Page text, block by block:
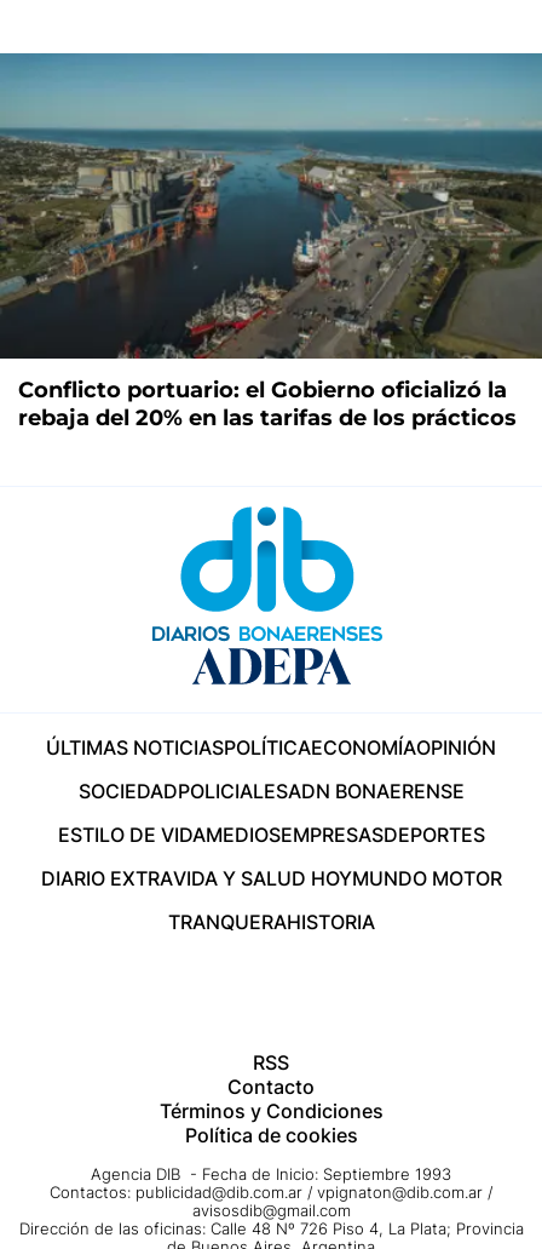
Conflicto portuario: el Gobierno oficializó la
rebaja del 20% en las tarifas de los prácticos
ÚLTIMAS NOTICIASPOLÍTICAECONOMÍAOPINIÓN
SOCIEDADPOLICIALESADN BONAERENSE
ESTILO DE VIDAMEDIOSEMPRESASDEPORTES
DIARIO EXTRAVIDA Y SALUD HOYMUNDO MOTOR
TRANQUERAHISTORIA
RSS
Contacto
Términos y Condiciones
Política de cookies
Agencia DIB - Fecha de Inicio: Septiembre 1993
Contactos: publicidad@dib.com.ar / vpignaton@dib.com.ar /
avisosdib@gmail.com
Dirección de las oficinas: Calle 48 Nº 726 Piso 4, La Plata; Provincia